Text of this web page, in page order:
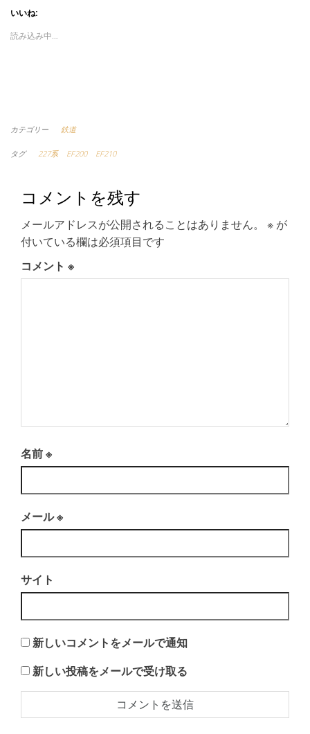
いいね:
読み込み中…
カテゴリー 鉄道
タグ 227系 EF200 EF210
コメントを残す
メールアドレスが公開されることはありません。 ※ が
付いている欄は必須項目です
コメント ※
名前※
メール※
サイト
新しいコメントをメールで通知
新しい投稿をメールで受け取る